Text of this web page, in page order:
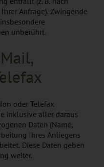
Anfrage). Zwingende
unberührt.
oder Telefax
inklusive aller daraus
Daten (Name,
Ihres Anliegens
Diese Daten geben
weiter.